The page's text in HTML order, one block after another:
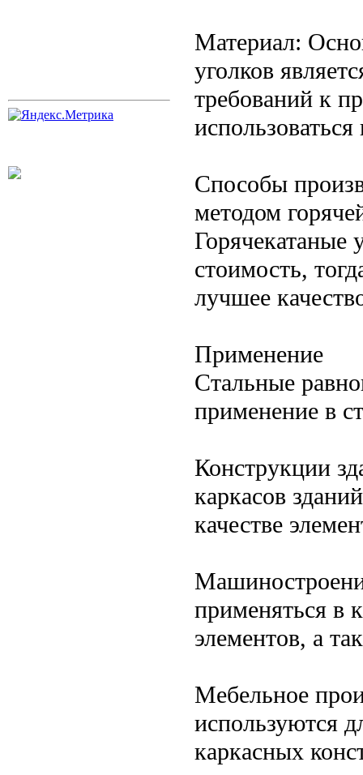
Материал:
уголков
требований к
Способы
методом
Горячекатаные
стоимость,
лучшее
Применение
Стальные
применение в
Конструкции
каркасов
качестве
применяться в
элементов, а
Мебельное
используются
каркасных